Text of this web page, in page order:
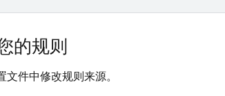
的规则
文件中修改规则来源。